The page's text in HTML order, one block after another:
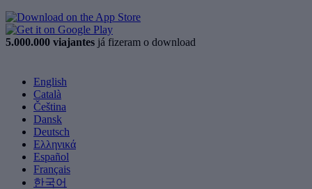
5.000.000 viajantes já fizeram o download
English
Català
Čeština
Dansk
Deutsch
Ελληνικά
Español
Français
한국어